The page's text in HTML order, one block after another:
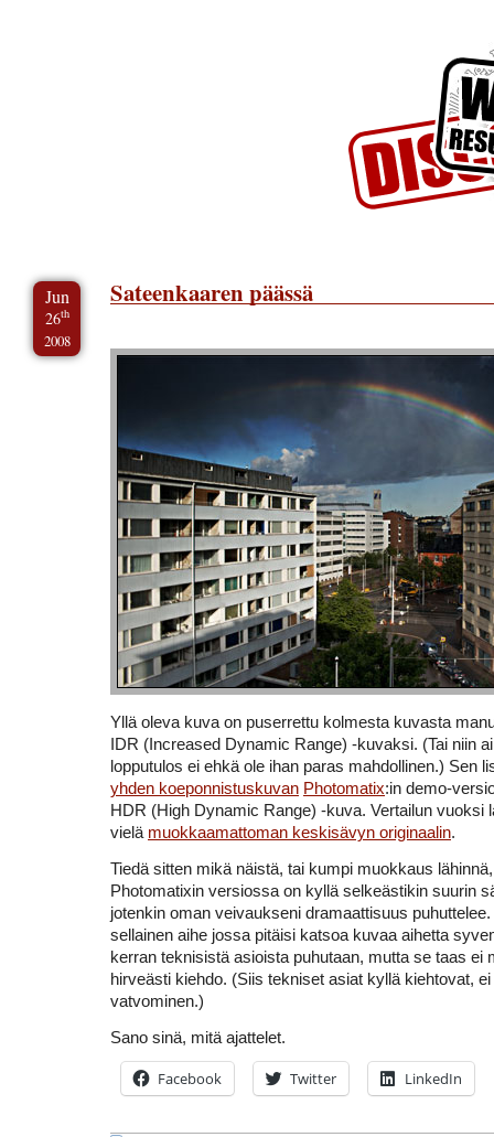
Jun
26th
2008
Sateenkaaren päässä
Yllä oleva kuva on puserrettu kolmesta kuvasta
IDR (Increased Dynamic Range) -kuvaksi. (Tai niin
lopputulos ei ehkä ole ihan paras mahdollinen.) Sen
yhden koeponnistuskuvan Photomatix:in demo-
HDR (High Dynamic Range) -kuva. Vertailun vuoksi
vielä muokkaamattoman keskisävyn originaalin.
Tiedä sitten mikä näistä, tai kumpi muokkaus
Photomatixin versiossa on kyllä selkeästikin suurin
jotenkin oman veivaukseni dramaattisuus
sellainen aihe jossa pitäisi katsoa kuvaa aihetta
kerran teknisistä asioista puhutaan, mutta se taas ei
hirveästi kiehdo. (Siis tekniset asiat kyllä kiehtovat,
vatvominen.)
Sano sinä, mitä ajattelet.
Facebook Twitter LinkedIn